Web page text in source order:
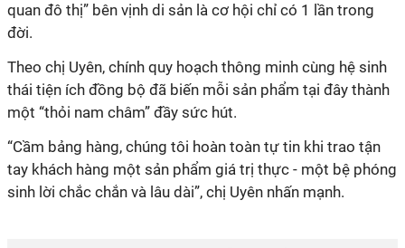
quan đô thị” bên vịnh di sản là cơ hội chỉ có 1 lần trong
đời.
Theo chị Uyên, chính quy hoạch thông minh cùng hệ sinh
thái tiện ích đồng bộ đã biến mỗi sản phẩm tại đây thành
một “thỏi nam châm” đầy sức hút.
“Cầm bảng hàng, chúng tôi hoàn toàn tự tin khi trao tận
tay khách hàng một sản phẩm giá trị thực - một bệ phóng
sinh lời chắc chắn và lâu dài”, chị Uyên nhấn mạnh.